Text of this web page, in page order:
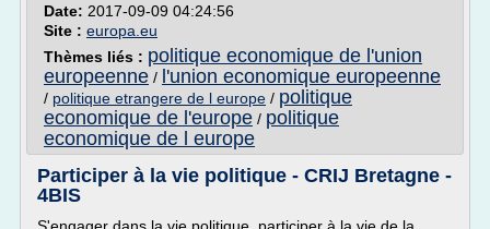
Date: 2017-09-09 04:24:56
Site : europa.eu
Thèmes liés : politique economique de l'union
europeenne / l'union economique europeenne
/ politique etrangere de l europe / politique
economique de l'europe / politique
economique de l europe
Participer à la vie politique - CRIJ Bretagne -
4BIS